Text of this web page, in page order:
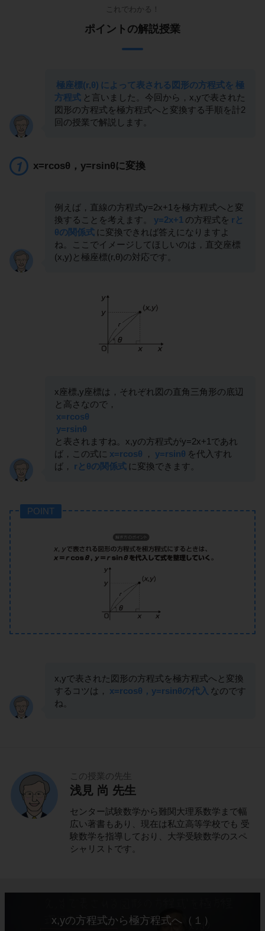
これでわかる！
ポイントの解説授業
極座標(r,θ) によって表される図形の方程式を 極
方程式 と言いました。今回から，x,yで表された
図形の方程式を極方程式へと変換する手順を計2
回の授業で解説します。
x=rcosθ，y=rsinθに変換
例えば，直線の方程式y=2x+1を極方程式へと変
換することを考えます。
y=2x+1 の方程式を rと
θの関係式 に変換できれば答えになりますよ
ね。ここでイメージしてほしいのは，直交座標
(x,y)と極座標(r,θ)の対応です。
x座標,y座標は，それぞれ図の直角三角形の底辺
と高さなので，
x=rcosθ
y=rsinθ
と表されますね。x,yの方程式がy=2x+1であれ
ば，この式に x=rcosθ ， y=rsinθ を代入すれ
ば，
rとθの関係式 に変換できます。
POINT
x,yで表された図形の方程式を極方程式へと変換
するコツは，
x=rcosθ，y=rsinθの代入 なのです
ね。
この授業の先生
浅見 尚 先生
センター試験数学から難関大理系数学まで幅
広い著書もあり、現在は私立高等学校でも 受
験数学を指導しており、大学受験数学のスペ
シャリストです。
x,yの方程式から極方程式へ（１）